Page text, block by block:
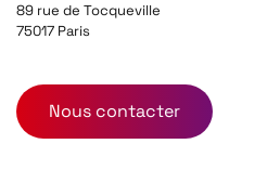
89 rue de Tocqueville
75017 Paris
Nous contacter